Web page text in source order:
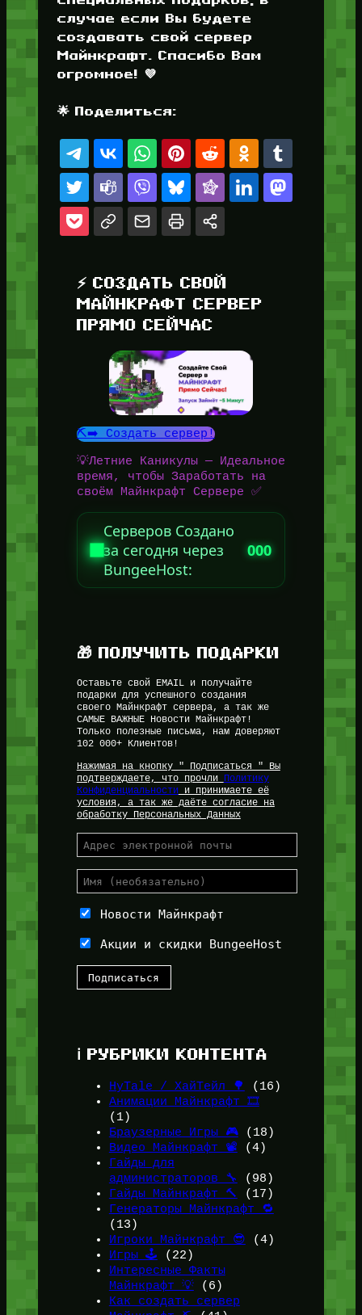
случае если Вы будете
создавать свой сервер
Майнкрафт. Спасибо Вам
огромное! 💜
🌟 Поделиться:
⚡ СОЗДАТЬ СВОЙ
МАЙНКРАФТ СЕРВЕР
ПРЯМО СЕЙЧАС
⛏️➡️ Создать сервер!
💡Летние Каникулы — Идеальное
время, чтобы Заработать на
своём Майнкрафт Сервере ✅
Серверов Создано
за сегодня через
BungeeHost:
000
🎁 ПОЛУЧИТЬ ПОДАРКИ
Оставьте свой EMAIL и получайте
подарки для успешного создания
своего Майнкрафт сервера, а так же
САМЫЕ ВАЖНЫЕ Новости Майнкрафт!
Только полезные письма, нам доверяют
102 000+ Клиентов!
Нажимая на кнопку " Подписаться " Вы
подтверждаете, что прочли
Политику
Конфиденциальностии принимаете её
условия, а так же даёте согласие на
обработку Персональных Данных
Новости Майнкрафт
Акции и скидки BungeeHost
ℹ️ РУБРИКИ КОНТЕНТА
HyTale / ХайТейл 🌳
(16)
Анимации Майнкрафт 🎞️
(1)
Браузерные Игры 🎮(18)
Видео Майнкрафт 📽️ (4)
Гайды для
администраторов 🔧
(98)
Гайды Майнкрафт 🔨
(17)
Генераторы Майнкрафт 🔁
(13)
Игроки Майнкрафт 😎 (4)
Игры 🕹️ (22)
Интересные Факты
Майнкрафт 💡(6)
Как создать сервер